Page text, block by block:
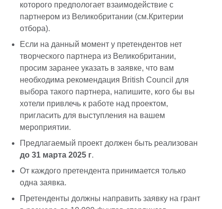
которого предпологает взаимодействие с
партнером из Великобритании (см.Критерии
отбора).
Если на данный момент у претендентов нет
творческого партнера из Великобритании,
просим заранее указать в заявке, что вам
необходима рекомендация British Council для
выбора такого партнера, напишите, кого бы вы
хотели привлечь к работе над проектом,
пригласить для выступления на вашем
мероприятии.
Предлагаемый проект должен быть реализован
до 31 марта 2025 г.
От каждого претендента принимается только
одна заявка.
Претенденты должны направить заявку на грант